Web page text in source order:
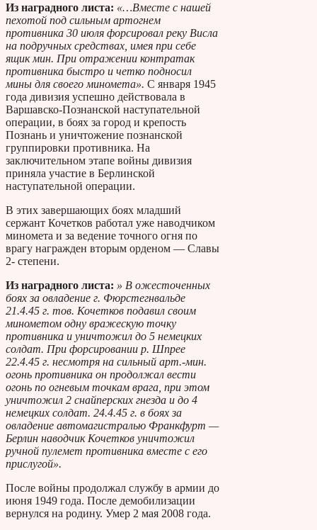
Из наградного листа: «…Вместе с нашей
пехотой под сильным артогнем
противника 30 июля форсировал реку Висла
на подручных средствах, имея при себе
ящик мин. При отражении контратак
противника быстро и четко подносил
мины для своего миномета». С января 1945
года дивизия успешно действовала в
Варшавско-Познанской наступательной
операции, в боях за город и крепость
Познань и уничтожение познанской
группировки противника. На
заключительном этапе войны дивизия
приняла участие в Берлинской
наступательной операции.
В этих завершающих боях младший
сержант Кочетков работал уже наводчиком
миномета и за ведение точного огня по
врагу награжден вторым орденом — Славы
2- степени.
Из наградного листа: » В ожесточенных
боях за овладение г. Фюрстегнвальде
21.4.45 г. тов. Кочетков подавил своим
минометом одну вражескую точку
противника и уничтожил до 5 немецких
солдат. При форсировании р. Шпрее
22.4.45 г. несмотря на сильный арт.-мин.
огонь противника он продолжал вести
огонь по огневым точкам врага, при этом
уничтожил 2 снайперских гнезда и до 4
немецких солдат. 24.4.45 г. в боях за
овладение автомагистралью Франкфурт —
Берлин наводчик Кочетков уничтожил
ручной пулемет противника вместе с его
прислугой».
После войны продолжал службу в армии до
июня 1949 года. После демобилизации
вернулся на родину. Умер 2 мая 2008 года.